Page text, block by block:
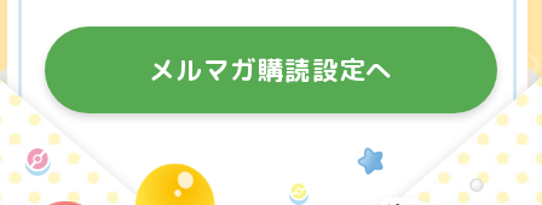
メルマガ購読設定へ